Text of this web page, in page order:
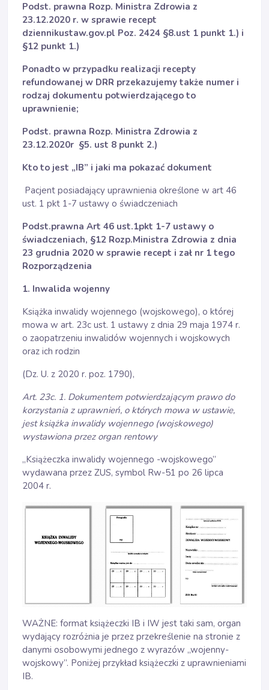
Podst. prawna Rozp. Ministra Zdrowia z
23.12.2020 r. w sprawie recept
dziennikustaw.gov.pl Poz. 2424 §8.ust 1 punkt 1.) i
§12 punkt 1.)
Ponadto w przypadku realizacji recepty
refundowanej w DRR przekazujemy także numer i
rodzaj dokumentu potwierdzającego to
uprawnienie;
Podst. prawna Rozp. Ministra Zdrowia z
23.12.2020r §5. ust 8 punkt 2.)
Kto to jest „IB” i jaki ma pokazać dokument
Pacjent posiadający uprawnienia określone w art 46
ust. 1 pkt 1-7 ustawy o świadczeniach
Podst.prawna Art 46 ust.1pkt 1-7 ustawy o
świadczeniach, §12 Rozp.Ministra Zdrowia z dnia
23 grudnia 2020 w sprawie recept i zał nr 1 tego
Rozporządzenia
1. Inwalida wojenny
Książka inwalidy wojennego (wojskowego), o której
mowa w art. 23c ust. 1 ustawy z dnia 29 maja 1974 r.
o zaopatrzeniu inwalidów wojennych i wojskowych
oraz ich rodzin
(Dz. U. z 2020 r. poz. 1790),
Art. 23c. 1. Dokumentem potwierdzającym prawo do
korzystania z uprawnień, o których mowa w ustawie,
jest książka inwalidy wojennego (wojskowego)
wystawiona przez organ rentowy
„Książeczka inwalidy wojennego -wojskowego”
wydawana przez ZUS, symbol Rw-51 po 26 lipca
2004 r.
WAŻNE: format książeczki IB i IW jest taki sam, organ
wydający rozróżnia je przez przekreślenie na stronie z
danymi osobowymi jednego z wyrazów „wojenny-
wojskowy”. Poniżej przykład książeczki z uprawnieniami
IB.